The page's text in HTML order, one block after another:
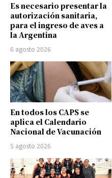
Es necesario presentar la
autorización sanitaria,
para el ingreso de aves a
la Argentina
6 agosto 2026
En todos los CAPS se
aplica el Calendario
Nacional de Vacunación
5 agosto 2026